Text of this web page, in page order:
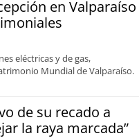
en Valparaíso
eléctricas y de gas,
Mundial de Valparaíso.
de su recado a
la raya marcada”